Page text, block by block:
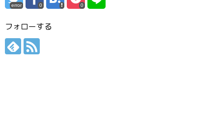
error 0 0
フォローする